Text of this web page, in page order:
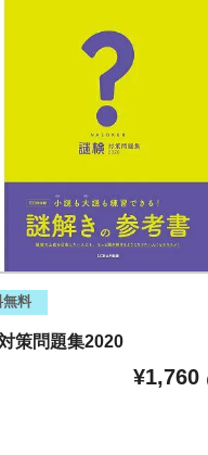
無料
策問題集2020
¥1,760